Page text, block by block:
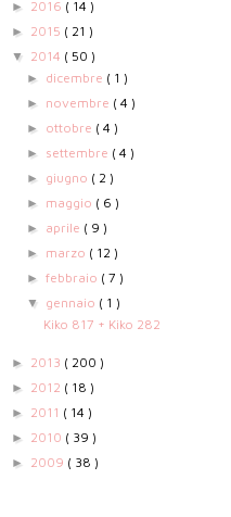
► 2016 ( 14 )
► 2015 ( 21 )
▼ 2014 ( 50 )
► dicembre ( 1 )
► novembre ( 4 )
► ottobre ( 4 )
► settembre ( 4 )
► giugno ( 2 )
► maggio ( 6 )
► aprile ( 9 )
► marzo ( 12 )
►febbraio ( 7 )
▼ gennaio ( 1 )
Kiko 817 + Kiko 282
► 2013 ( 200 )
► 2012 ( 18 )
► 2011 ( 14 )
► 2010 ( 39 )
► 2009 ( 38 )